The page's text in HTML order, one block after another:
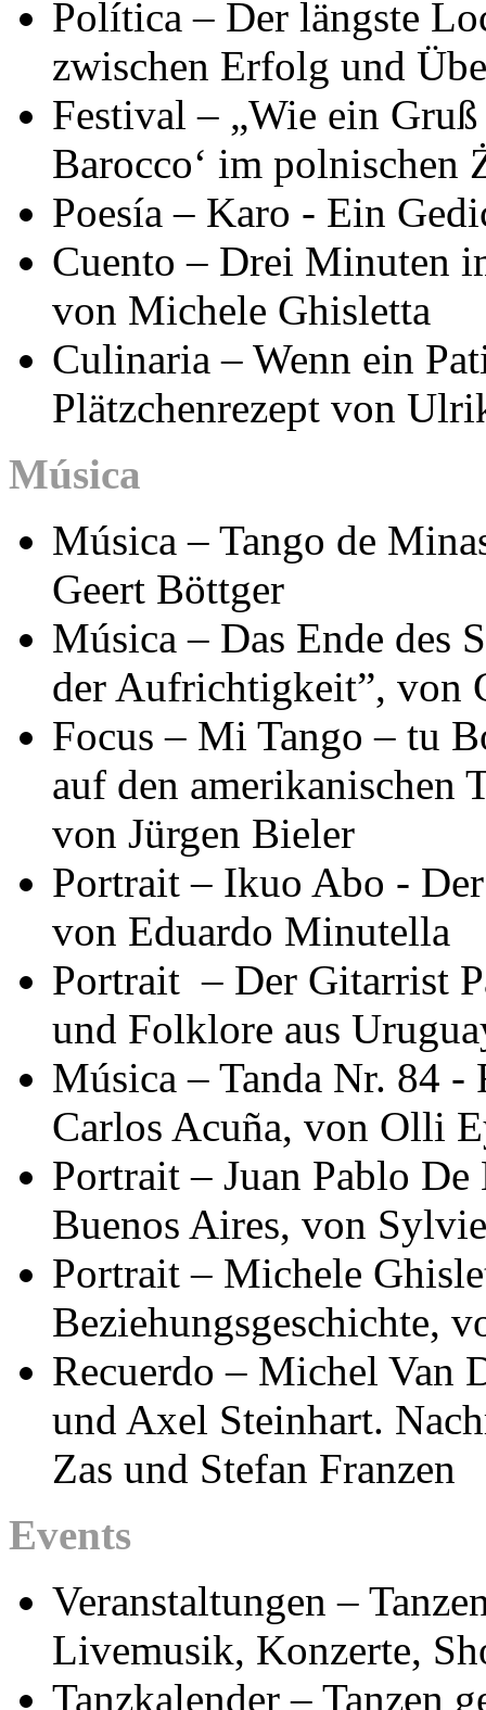
Política – Der längste
zwischen Erfolg und
Festival – „Wie ein Gruß
Barocco‘ im polnischen
Poesía – Karo - Ein
Cuento – Drei Minuten
von Michele Ghisletta
Culinaria – Wenn ein
Plätzchenrezept von
Música
Música – Tango de
Geert Böttger
Música – Das Ende des
der Aufrichtigkeit”, von
Focus – Mi Tango – tu
auf den amerikanischen
von Jürgen Bieler
Portrait – Ikuo Abo -
von Eduardo Minutella
Portrait – Der Gitarrist
und Folklore aus
Música – Tanda Nr. 84
Carlos Acuña, von Olli
Portrait – Juan Pablo
Buenos Aires, von
Portrait – Michele
Beziehungsgeschichte,
Recuerdo – Michel
und Axel Steinhart.
Zas und Stefan Franzen
Events
Veranstaltungen –
Livemusik, Konzerte,
Tanzkalender – Tanzen